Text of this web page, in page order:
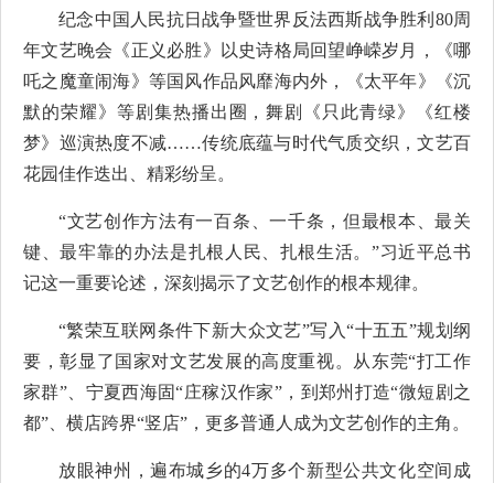
纪念中国人民抗日战争暨世界反法西斯战争胜利80周
年文艺晚会《正义必胜》以史诗格局回望峥嵘岁月，《哪
吒之魔童闹海》等国风作品风靡海内外，《太平年》《沉
默的荣耀》等剧集热播出圈，舞剧《只此青绿》《红楼
梦》巡演热度不减……传统底蕴与时代气质交织，文艺百
花园佳作迭出、精彩纷呈。
“文艺创作方法有一百条、一千条，但最根本、最关
键、最牢靠的办法是扎根人民、扎根生活。”习近平总书
记这一重要论述，深刻揭示了文艺创作的根本规律。
“繁荣互联网条件下新大众文艺”写入“十五五”规划纲
要，彰显了国家对文艺发展的高度重视。从东莞“打工作
家群”、宁夏西海固“庄稼汉作家”，到郑州打造“微短剧之
都”、横店跨界“竖店”，更多普通人成为文艺创作的主角。
放眼神州，遍布城乡的4万多个新型公共文化空间成